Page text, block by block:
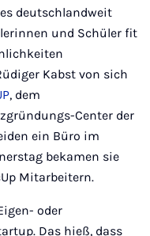
deutschlandweit
und Schüler fit
Kabst von sich
, dem
Center der
ein Büro im
bekamen sie
Mitarbeitern.
oder
Das hieß, dass